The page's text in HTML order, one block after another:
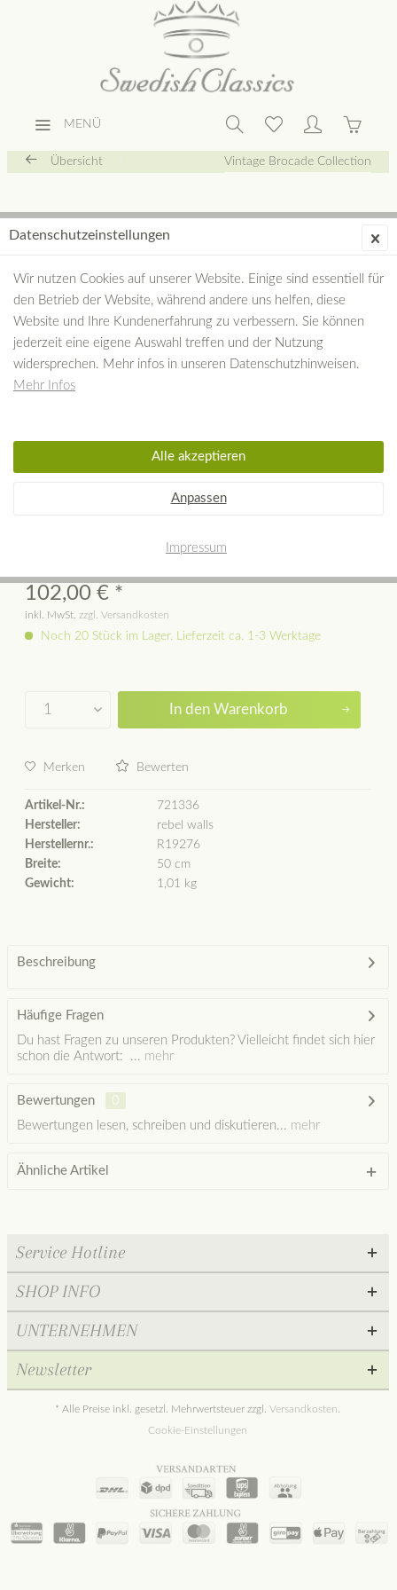
MENÜ
Übersicht Vintage Brocade Collection
REBEL WALLS Tapete Fruit Garden,
102,00 € *
inkl. MwSt. zzgl. Versandkosten
Noch 20 Stück im Lager. Lieferzeit ca. 1-3 Werktage
In den Warenkorb
Merken Bewerten
Artikel-Nr.:
721336
Hersteller:
rebel walls
Herstellernr.:
R19276
Breite:
50 cm
Gewicht:
1,01 kg
Beschreibung
Häufige Fragen
Du hast Fragen zu unseren Produkten? Vielleicht findet sich hier
schon die Antwort: ... mehr
Bewertungen
0
Bewertungen lesen, schreiben und diskutieren... mehr
Ähnliche Artikel
Service Hotline
SHOP INFO
UNTERNEHMEN
Newsletter
* Alle Preise inkl. gesetzl. Mehrwertsteuer zzgl.Versandkosten
Cookie-Einstellungen
Datenschutzeinstellungen
Wir nutzen Cookies auf unserer Website. Einige sind essentiell für
den Betrieb der Website, während andere uns helfen, diese
Website und Ihre Kundenerfahrung zu verbessern. Sie können
jederzeit eine eigene Auswahl treffen und der Nutzung
widersprechen. Mehr infos in unseren Datenschutzhinweisen.
Mehr Infos
Anpassen
Alle akzeptieren
Impressum